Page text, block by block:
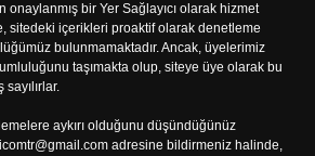
onaylanmış bir Yer Sağlayıcı olarak hizmet
sitedeki içerikleri proaktif olarak denetleme
bulunmamaktadır. Ancak, üyelerimiz
taşımakta olup, siteye üye olarak bu
aykırı olduğunu düşündüğünüz
adresine bildirmeniz halinde,